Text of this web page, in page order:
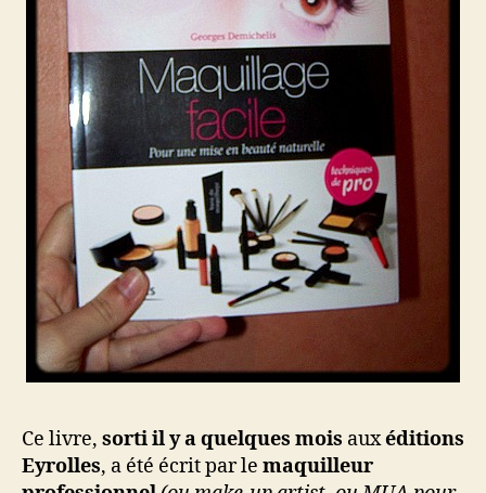
Ce livre, sorti il y a quelques mois auxéditions
Eyrolles, a été écrit par le maquilleur